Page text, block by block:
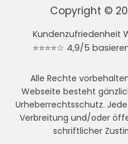
Copyright ©
Kundenzufriedenheit
⭐⭐⭐⭐☆ 4,9/5
Alle Rechte
Webseite besteht
Urheberrechtsschutz.
Verbreitung und/oder
schriftlicher